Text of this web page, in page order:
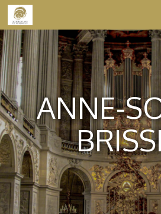
Skip to content
ANNE-